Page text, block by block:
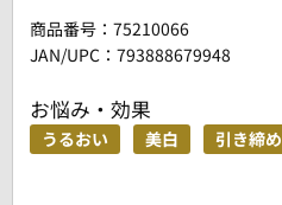
商品番号： 75210066
JAN/UPC：793888679948
お悩み・効果
うるおい 美白 引き締め